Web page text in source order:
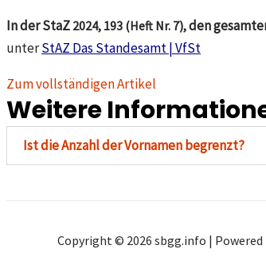
In der StaZ 2024, 193 (Heft Nr. 7),den
unterStAZ Das Standesamt | VfSt
Zum vollständigen Artikel
Weitere
Ist die Anzahl der Vornamen begrenzt?
Copyright © 2026 sbgg.info | Powered